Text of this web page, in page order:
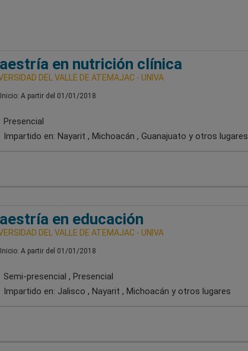
en nutrición clínica
DEL VALLE DE ATEMAJAC - UNIVA
Inicio: A partir del 01/01/2018
Presencial
Impartido en: Nayarit , Michoacán , Guanajuato y otros lugares
en educación
DEL VALLE DE ATEMAJAC - UNIVA
Inicio: A partir del 01/01/2018
Semi-presencial , Presencial
Impartido en: Jalisco , Nayarit , Michoacán y otros lugares